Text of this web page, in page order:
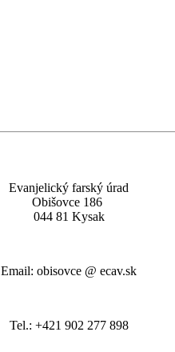
Evanjelický farský úrad
Obišovce 186
044 81 Kysak
Email: obisovce @ ecav.sk
Tel.: +421 902 277 898